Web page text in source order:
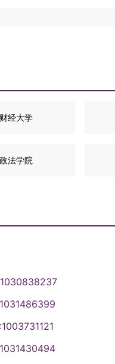
经大学
法学院
1030838237
1031486399
1003731121
1031430494